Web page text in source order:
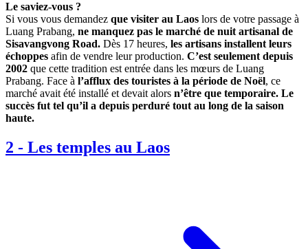
Le saviez-vous ?
Si vous vous demandez que visiter au Laos lors de votre passage à
Luang Prabang, ne manquez pas le marché de nuit artisanal de
Sisavangvong Road. Dès 17 heures, les artisans installent leurs
échoppes afin de vendre leur production. C’est seulement depuis
2002 que cette tradition est entrée dans les mœurs de Luang
Prabang. Face à l’afflux des touristes à la période de Noël, ce
marché avait été installé et devait alors n’être que temporaire. Le
succès fut tel qu’il a depuis perduré tout au long de la saison
haute.
2 - Les temples au Laos